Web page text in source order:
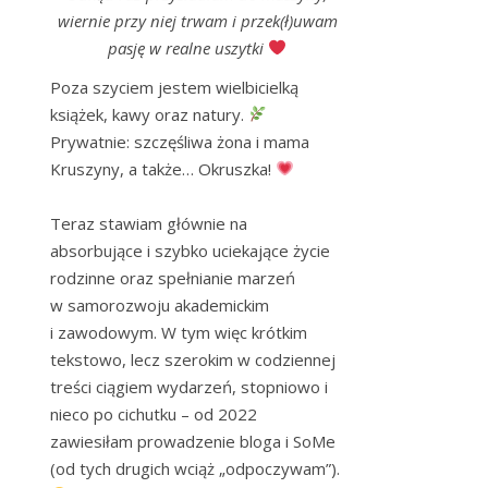
wiernie przy niej trwam i przek(ł)uwam
pasję w realne uszytki
Poza szyciem jestem wielbicielką
książek, kawy oraz natury.
Prywatnie: szczęśliwa żona i mama
Kruszyny, a także… Okruszka!
Teraz stawiam głównie na
absorbujące i szybko uciekające życie
rodzinne oraz spełnianie marzeń
w samorozwoju akademickim
i zawodowym. W tym więc krótkim
tekstowo, lecz szerokim w codziennej
treści ciągiem wydarzeń, stopniowo i
nieco po cichutku – od 2022
zawiesiłam prowadzenie bloga i SoMe
(od tych drugich wciąż „odpoczywam”).